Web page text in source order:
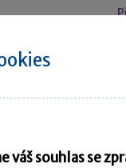
váš souhlas se